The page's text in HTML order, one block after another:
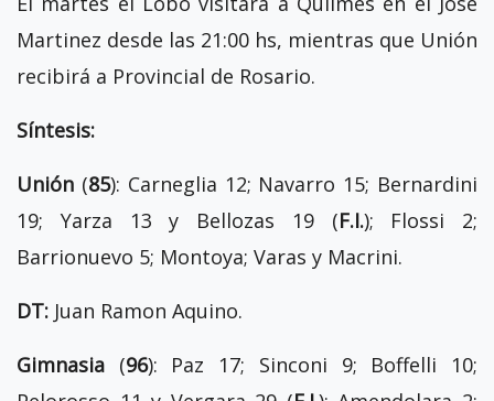
Martinez desde las 21:00 hs, mientras que Unión
recibirá a Provincial de Rosario.
Síntesis:
Unión (85): Carneglia 12; Navarro 15; Bernardini
19; Yarza 13 y Bellozas 19 (F.I.); Flossi 2;
Barrionuevo 5; Montoya; Varas y Macrini.
DT: Juan Ramon Aquino.
Gimnasia (96): Paz 17; Sinconi 9; Boffelli 10;